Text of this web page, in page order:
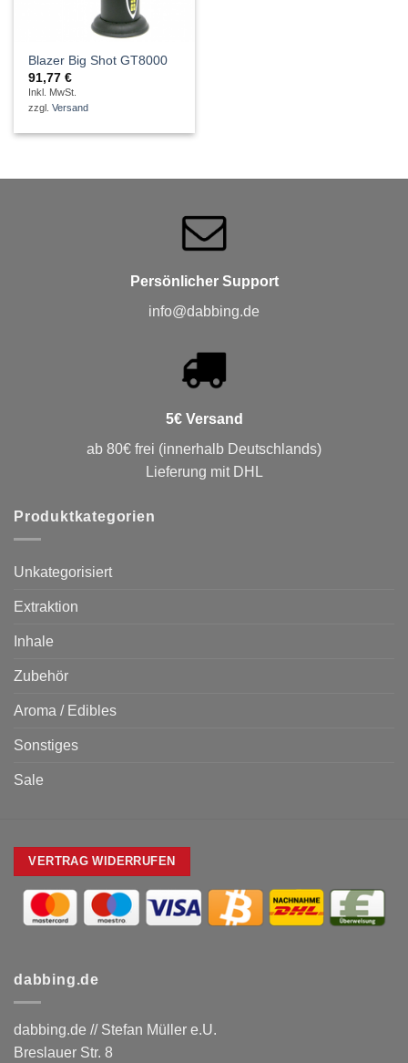
Blazer Big Shot GT8000
91,77€
Inkl. MwSt.
zzgl.Versand
Persönlicher Support
info@dabbing.de
5€ Versand
ab 80€ frei (innerhalb Deutschlands)
Lieferung mit DHL
Produktkategorien
Unkategorisiert
Extraktion
Inhale
Zubehör
Aroma / Edibles
Sonstiges
Sale
VERTRAG WIDERRUFEN
dabbing.de
dabbing.de // Stefan Müller e.U.
Breslauer Str. 8